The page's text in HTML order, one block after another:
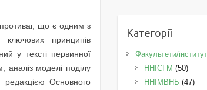
що є одним з
принципів
у тексті первинної
аналіз моделі поділу
Основного
Категорії
Факультети/
ННІСГМ (50)
ННІМВНБ (47)